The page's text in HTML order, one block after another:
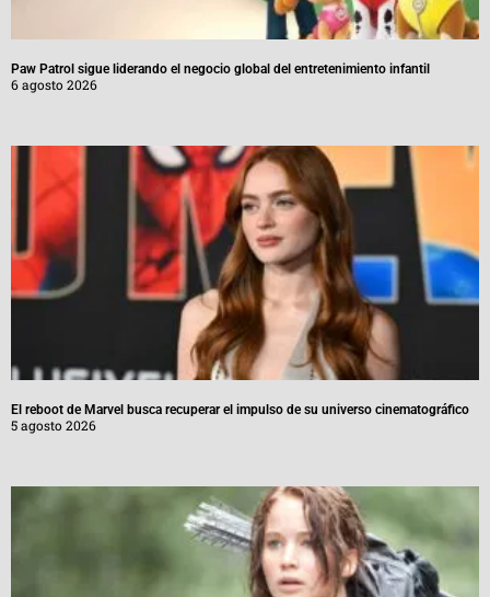
Paw Patrol sigue liderando el negocio global del entretenimiento infantil
6 agosto 2026
El reboot de Marvel busca recuperar el impulso de su universo cinematográfico
5 agosto 2026